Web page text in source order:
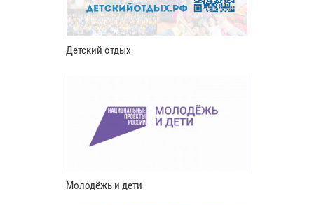
Детский отдых
Молодёжь и дети